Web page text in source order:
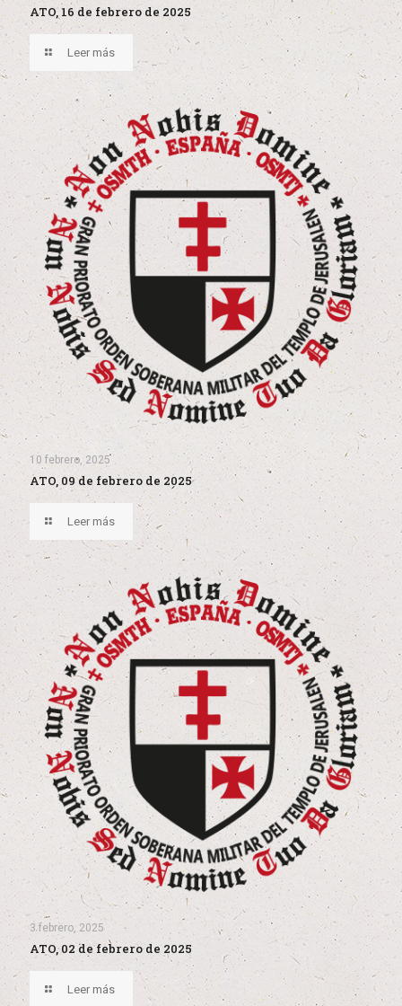
ATO, 16 de febrero de 2025
Leer más
10 febrero, 2025
ATO, 09 de febrero de 2025
Leer más
3 febrero, 2025
ATO, 02 de febrero de 2025
Leer más